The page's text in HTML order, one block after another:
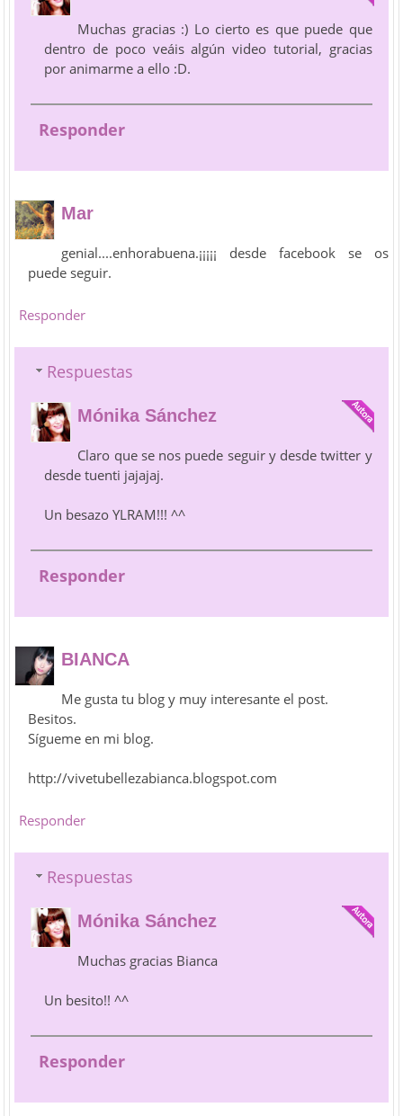
Muchas gracias :) Lo cierto es que puede que
dentro de poco veáis algún video tutorial, gracias
por animarme a ello :D.
Responder
Mar
genial....enhorabuena.¡¡¡¡¡ desde facebook se os
puede seguir.
Responder
Respuestas
Mónika Sánchez
Claro que se nos puede seguir y desde twitter y
desde tuenti jajajaj.
Un besazo YLRAM!!! ^^
Responder
BIANCA
Me gusta tu blog y muy interesante el post.
Besitos.
Sígueme en mi blog.
http://vivetubellezabianca.blogspot.com
Responder
Respuestas
Mónika Sánchez
Muchas gracias Bianca
Un besito!! ^^
Responder